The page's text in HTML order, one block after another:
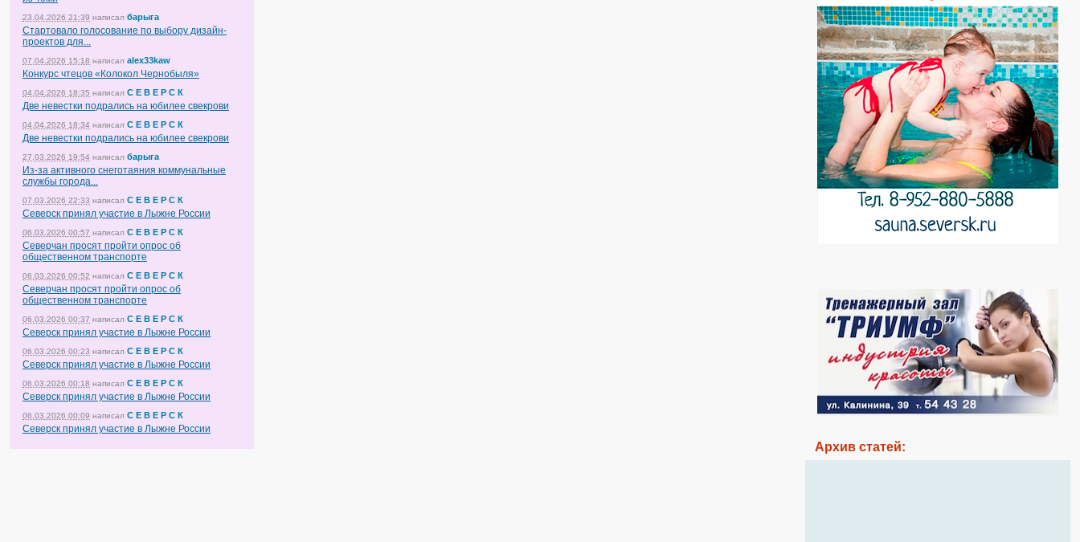
23.04.2026 21:39 написал барыга
Стартовало голосование по выбору дизайн-
проектов для...
07.04.2026 15:18 написал alex33kaw
Конкурс чтецов «Колокол Чернобыля»
04.04.2026 18:35 написал С Е В Е Р С К
Две невестки подрались на юбилее свекрови
04.04.2026 18:34 написал С Е В Е Р С К
Две невестки подрались на юбилее свекрови
27.03.2026 19:54 написал барыга
Из-за активного снеготаяния коммунальные
службы города...
07.03.2026 22:33 написал С Е В Е Р С К
Северск принял участие в Лыжне России
06.03.2026 00:57 написал С Е В Е Р С К
Северчан просят пройти опрос об
общественном транспорте
06.03.2026 00:52 написал С Е В Е Р С К
Северчан просят пройти опрос об
общественном транспорте
06.03.2026 00:37 написал С Е В Е Р С К
Северск принял участие в Лыжне России
06.03.2026 00:23 написал С Е В Е Р С К
Северск принял участие в Лыжне России
06.03.2026 00:18 написал С Е В Е Р С К
Северск принял участие в Лыжне России
06.03.2026 00:09 написал С Е В Е Р С К
Северск принял участие в Лыжне России
Архив статей: